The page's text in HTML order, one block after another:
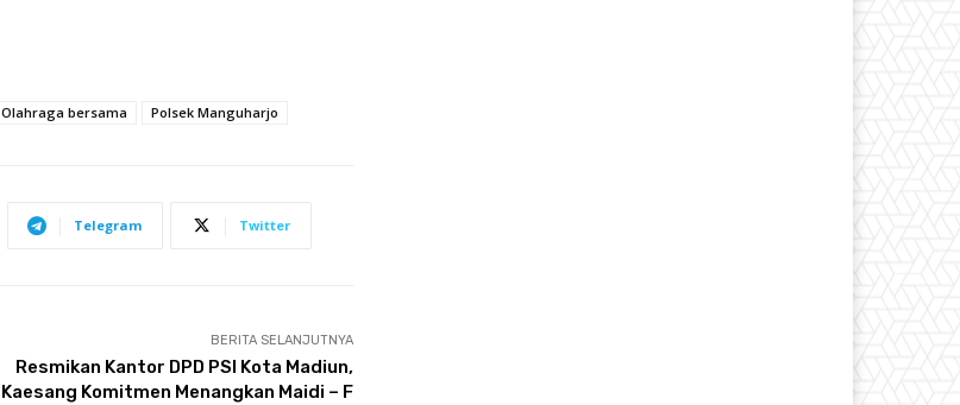
Olahraga bersama Polsek Manguharjo
Telegram Twitter
BERITA SELANJUTNYA
Resmikan Kantor DPD PSI Kota Madiun,
Kaesang Komitmen Menangkan Maidi – F